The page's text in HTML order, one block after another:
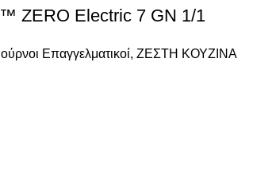
ZERO Electric 7 GN 1/1
Επαγγελματικοί, ΖΕΣΤΗ ΚΟΥΖΙΝΑ